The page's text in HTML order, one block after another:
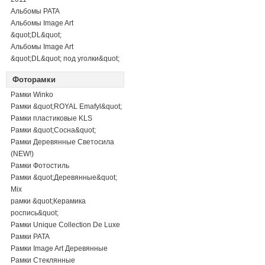
Альбомы PATA
Альбомы Image Art
&quot;DL&quot;
Альбомы Image Art
&quot;DL&quot; под уголки&quot;
Фоторамки
Рамки Winko
Рамки &quot;ROYAL Emafyl&quot;
Рамки пластиковые KLS
Рамки &quot;Сосна&quot;
Рамки Деревянные Светосила
(NEW!)
Рамки Фотостиль
Рамки &quot;Деревянные&quot;
Mix
рамки &quot;Керамика
роспись&quot;
Рамки Unique Collection De Luxe
Рамки PATA
Рамки Image Art Деревянные
Рамки Стеклянные